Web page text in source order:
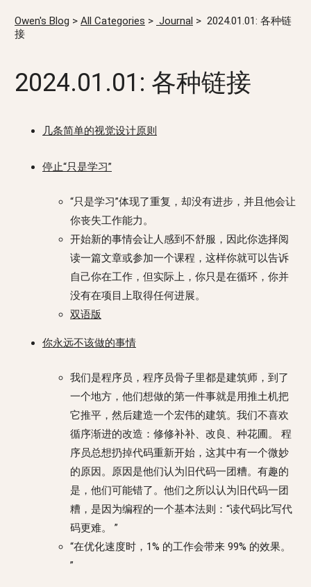
Owen's Blog > All Categories > Journal > 2024.01.01: 各种链
接
2024.01.01: 各种链接
几条简单的视觉设计原则
停止“只是学习”
“只是学习”体现了重复，却没有进步，并且他会让
你丧失工作能力。
开始新的事情会让人感到不舒服，因此你选择阅
读一篇文章或参加一个课程，这样你就可以告诉
自己你在工作，但实际上，你只是在循环，你并
没有在项目上取得任何进展。
双语版
你永远不该做的事情
我们是程序员，程序员骨子里都是建筑师，到了
一个地方，他们想做的第一件事就是用推土机把
它推平，然后建造一个宏伟的建筑。我们不喜欢
循序渐进的改造：修修补补、改良、种花圃。 程
序员总想扔掉代码重新开始，这其中有一个微妙
的原因。原因是他们认为旧代码一团糟。有趣的
是，他们可能错了。他们之所以认为旧代码一团
糟，是因为编程的一个基本法则：“读代码比写代
码更难。 ”
“在优化速度时，1% 的工作会带来 99% 的效果。
”